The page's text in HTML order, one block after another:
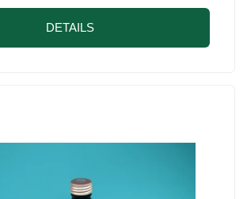
DETAILS